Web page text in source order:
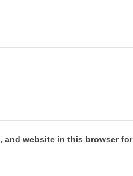
and website in this browser